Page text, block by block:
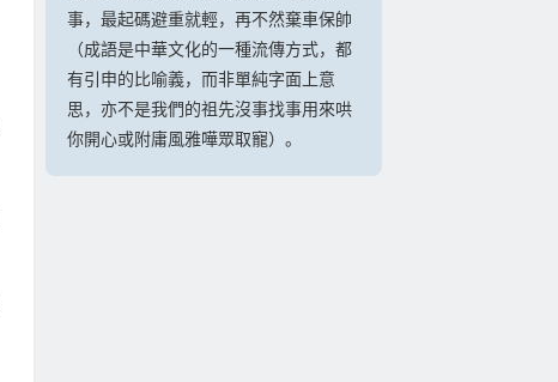
事，最起碼避重就輕，再不然棄車保帥
（成語是中華文化的一種流傳方式，都
有引申的比喻義，而非單純字面上意
思，亦不是我們的祖先沒事找事用來哄
你開心或附庸風雅嘩眾取寵）。